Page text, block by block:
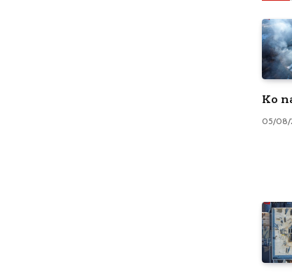
Ko
05/08/